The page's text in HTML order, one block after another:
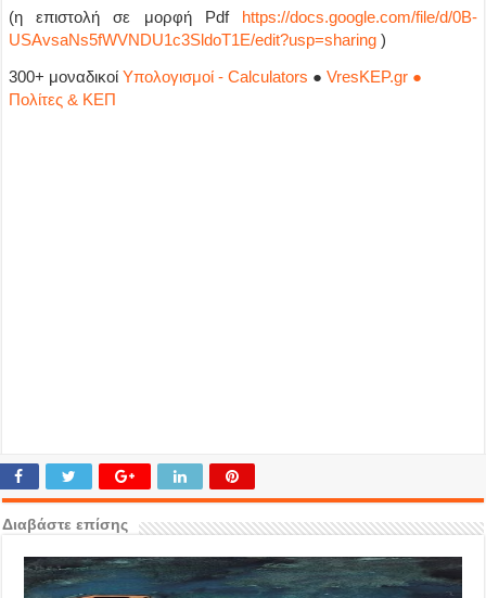
(η επιστολή σε μορφή Pdf https://docs.google.com/file/d/0B-
USAvsaNs5fWVNDU1c3SldoT1E/edit?usp=sharing )
300+ μοναδικοίΥπολογισμοί - Calculators ●VresKEP.gr ●
Πολίτες & ΚΕΠ
Διαβάστε επίσης